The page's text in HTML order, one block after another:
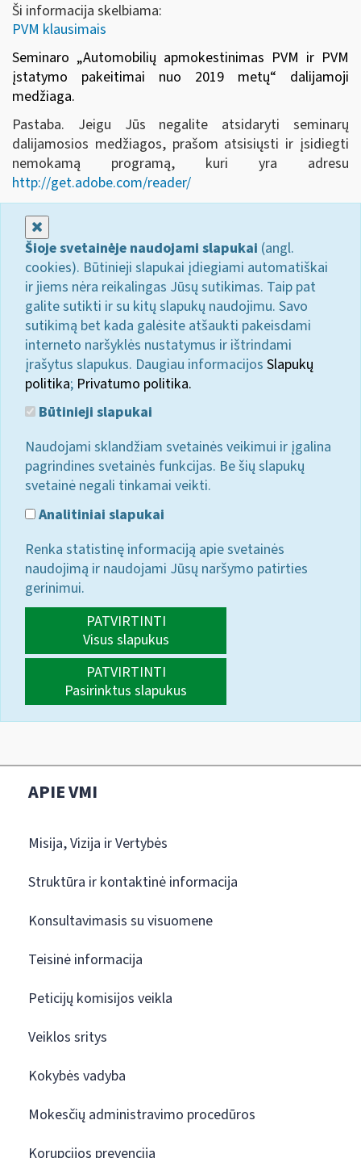
Ši informacija skelbiama:
PVM klausimais
Seminaro „Automobilių apmokestinimas PVM ir PVM
įstatymo pakeitimai nuo 2019 metų“ dalijamoji
medžiaga.
Pastaba. Jeigu Jūs negalite atsidaryti seminarų
dalijamosios medžiagos, prašom atsisiųsti ir įsidiegti
nemokamą programą, kuri yra adresu
http://get.adobe.com/reader/
Šioje svetainėje naudojami slapukai (angl.
cookies). Būtinieji slapukai įdiegiami automatiškai
ir jiems nėra reikalingas Jūsų sutikimas. Taip pat
galite sutikti ir su kitų slapukų naudojimu. Savo
sutikimą bet kada galėsite atšaukti pakeisdami
interneto naršyklės nustatymus ir ištrindami
įrašytus slapukus. Daugiau informacijos Slapukų
politika; Privatumo politika.
Būtinieji slapukai
Naudojami sklandžiam svetainės veikimui ir įgalina
pagrindines svetainės funkcijas. Be šių slapukų
svetainė negali tinkamai veikti.
Analitiniai slapukai
Renka statistinę informaciją apie svetainės
naudojimą ir naudojami Jūsų naršymo patirties
gerinimui.
PATVIRTINTI
Visus slapukus
PATVIRTINTI
Pasirinktus slapukus
APIE VMI
Misija, Vizija ir Vertybės
Struktūra ir kontaktinė informacija
Konsultavimasis su visuomene
Teisinė informacija
Peticijų komisijos veikla
Veiklos sritys
Kokybės vadyba
Mokesčių administravimo procedūros
Korupcijos prevencija